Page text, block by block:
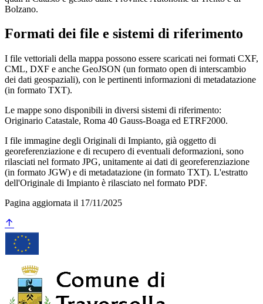
Bolzano.
Formati dei file e sistemi di riferimento
I file vettoriali della mappa possono essere scaricati nei formati CXF,
CML, DXF e anche GeoJSON (un formato open di interscambio
dei dati geospaziali), con le pertinenti informazioni di metadatazione
(in formato TXT).
Le mappe sono disponibili in diversi sistemi di riferimento:
Originario Catastale, Roma 40 Gauss-Boaga ed ETRF2000.
I file immagine degli Originali di Impianto, già oggetto di
georeferenziazione e di recupero di eventuali deformazioni, sono
rilasciati nel formato JPG, unitamente ai dati di georeferenziazione
(in formato JGW) e di metadatazione (in formato TXT). L'estratto
dell'Originale di Impianto è rilasciato nel formato PDF.
Pagina aggiornata il 17/11/2025